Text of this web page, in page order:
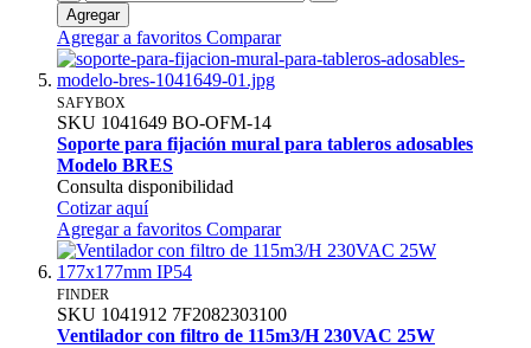
Agregar
Agregar a favoritos Comparar
SAFYBOX
SKU 1041649 BO-OFM-14
Soporte para fijación mural para tableros adosables
Modelo BRES
Consulta disponibilidad
Cotizar aquí
Agregar a favoritos Comparar
FINDER
SKU 1041912 7F2082303100
Ventilador con filtro de 115m3/H 230VAC 25W